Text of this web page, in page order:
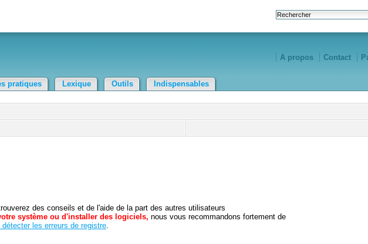
A propos Contact
pratiques Lexique Outils Indispensables
des conseils et de l'aide de la part des autres utilisateurs
système ou d'installer des logiciels, nous vous recommandons fortement de
les erreurs de registre.